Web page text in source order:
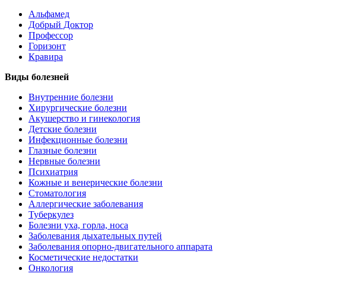
Альфамед
Добрый Доктор
Профессор
Горизонт
Кравира
Виды болезней
Внутренние болезни
Хирургические болезни
Акушерство и гинекология
Детские болезни
Инфекционные болезни
Глазные болезни
Нервные болезни
Психиатрия
Кожные и венерические болезни
Стоматология
Аллергические заболевания
Туберкулез
Болезни уха, горла, носа
Заболевания дыхательных путей
Заболевания опорно-двигательного аппарата
Косметические недостатки
Онкология